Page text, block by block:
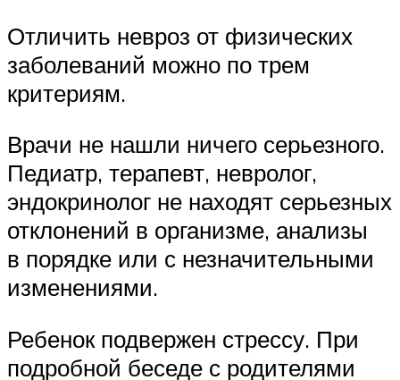
Отличить невроз от физических
заболеваний можно по трем
критериям.
Врачи не нашли ничего серьезного.
Педиатр, терапевт, невролог,
эндокринолог не находят серьезных
отклонений в организме, анализы
в порядке или с незначительными
изменениями.
Ребенок подвержен стрессу. При
подробной беседе с родителями